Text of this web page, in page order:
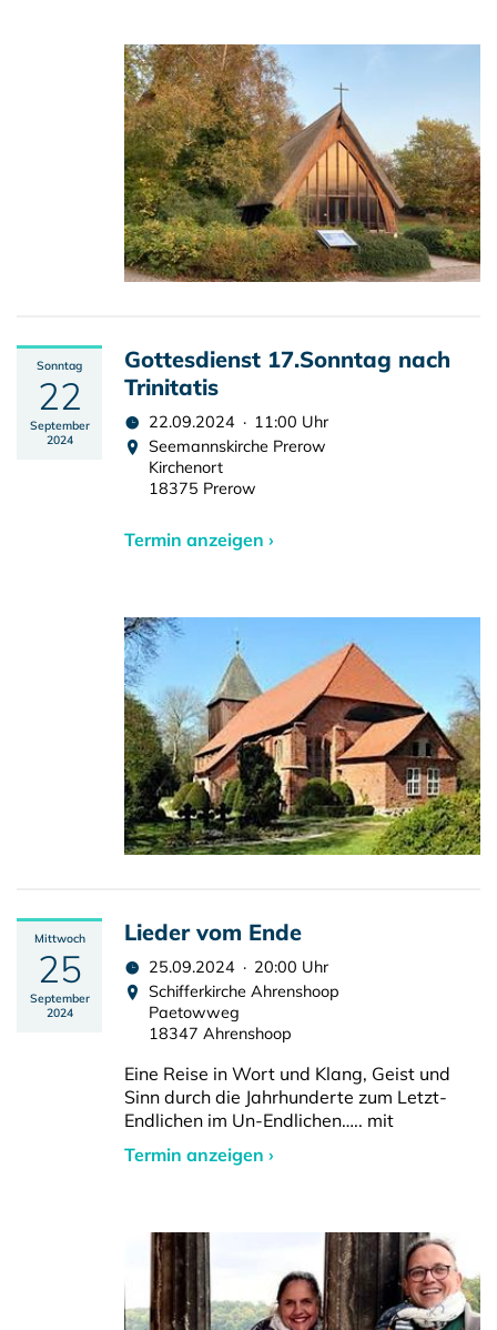
Sonntag
22
September
2024
Gottesdienst 17.Sonntag nach
Trinitatis
22.09.2024 · 11:00 Uhr
Seemannskirche Prerow
Kirchenort
18375 Prerow
Termin anzeigen ›
Mittwoch
25
September
2024
Lieder vom Ende
25.09.2024 · 20:00 Uhr
Schifferkirche Ahrenshoop
Paetowweg
18347 Ahrenshoop
Eine Reise in Wort und Klang, Geist und
Sinn durch die Jahrhunderte zum Letzt-
Endlichen im Un-Endlichen….. mit
Termin anzeigen ›